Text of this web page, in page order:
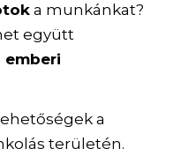
a munkánkat?
együtt
emberi
a
területén.